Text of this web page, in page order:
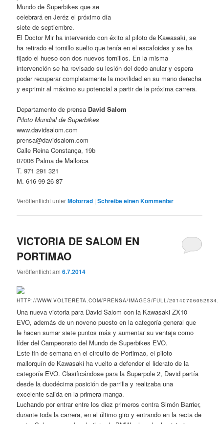
Mundo de Superbikes que se
celebrará en Jeréz el próximo día
siete de septiembre.
El Doctor Mir ha intervenido con éxito al piloto de Kawasaki, se
ha retirado el tornillo suelto que tenía en el escafoides y se ha
fijado el hueso con dos nuevos tornillos. En la misma
intervención se ha revisado su lesión del dedo anular y espera
poder recuperar completamente la movilidad en su mano derecha
y exprimir al máximo su potencial a partir de la próxima carrera.
Departamento de prensa David Salom
Piloto Mundial de Superbikes
www.davidsalom.com
prensa@davidsalom.com
Calle Reina Constança, 19b
07006 Palma de Mallorca
T. 971 291 321
M. 616 99 26 87
Veröffentlicht unterMotorrad |Schreibe einen Kommentar
VICTORIA DE SALOM EN
PORTIMAO
Veröffentlicht am6.7.2014
Una nueva victoria para David Salom con la Kawasaki ZX10
EVO, además de un noveno puesto en la categoría general que
le hacen sumar siete puntos más y aumentar su ventaja como
líder del Campeonato del Mundo de Superbikes EVO.
Este fin de semana en el circuito de Portimao, el piloto
mallorquín de Kawasaki ha vuelto a defender el liderato de la
categoría EVO. Clasificándose para la Superpole 2, David partía
desde la duodécima posición de parrilla y realizaba una
excelente salida en la primera manga.
Luchando por entrar entre los diez primeros contra Simón Barrier,
durante toda la carrera, en el último giro y entrando en la recta de